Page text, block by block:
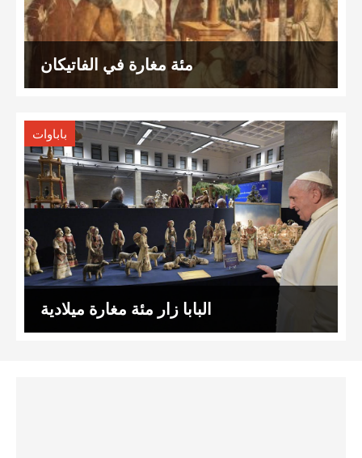
مئة مغارة في الفاتيكان
باباوات
البابا زار مئة مغارة ميلادية